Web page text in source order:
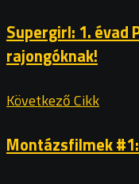
Supergirl: 1. évad
rajongóknak!
Következő Cikk
Montázsfilmek